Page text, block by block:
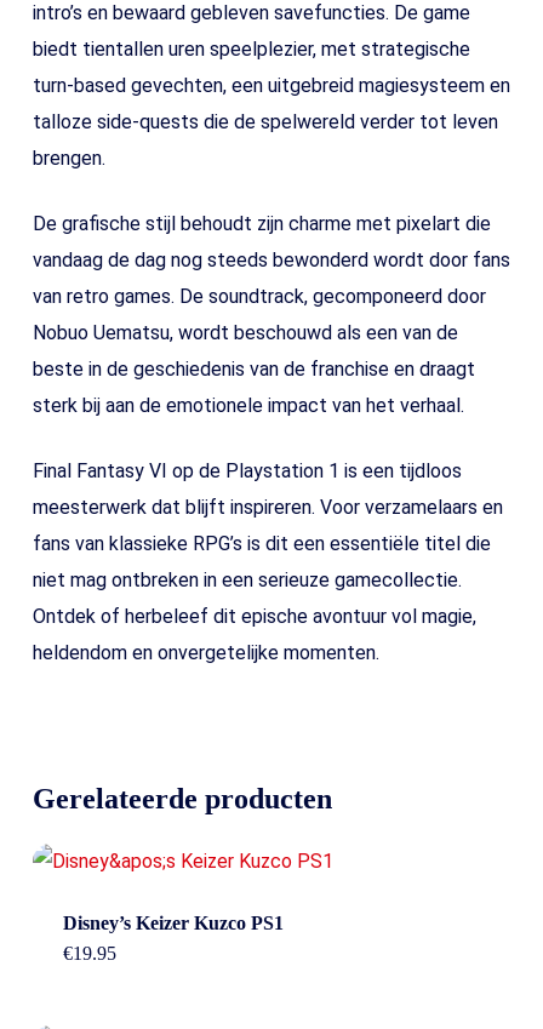
intro’s en bewaard gebleven savefuncties. De game
biedt tientallen uren speelplezier, met strategische
turn-based gevechten, een uitgebreid magiesysteem en
talloze side-quests die de spelwereld verder tot leven
brengen.
De grafische stijl behoudt zijn charme met pixelart die
vandaag de dag nog steeds bewonderd wordt door fans
van retro games. De soundtrack, gecomponeerd door
Nobuo Uematsu, wordt beschouwd als een van de
beste in de geschiedenis van de franchise en draagt
sterk bij aan de emotionele impact van het verhaal.
Final Fantasy VI op de Playstation 1 is een tijdloos
meesterwerk dat blijft inspireren. Voor verzamelaars en
fans van klassieke RPG’s is dit een essentiële titel die
niet mag ontbreken in een serieuze gamecollectie.
Ontdek of herbeleef dit epische avontuur vol magie,
heldendom en onvergetelijke momenten.
Gerelateerde producten
Disney’s Keizer Kuzco PS1
€19.95